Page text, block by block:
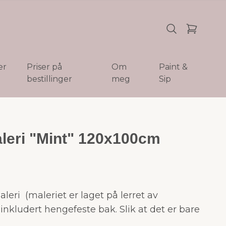
Priser på
bestillinger
Om
meg
Paint &
Sip
"Mint" 120x100cm
(maleriet er laget på lerret av
hengefeste bak. Slik at det er bare